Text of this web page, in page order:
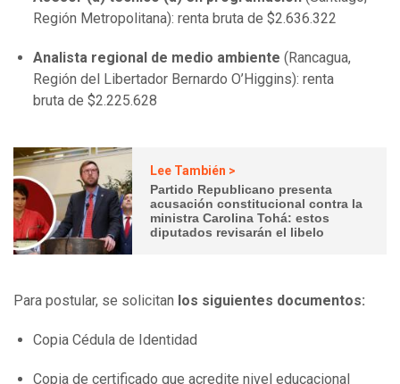
Región Metropolitana): renta bruta de $2.636.322
Analista regional de medio ambiente (Rancagua,
Región del Libertador Bernardo O’Higgins): renta
bruta de $2.225.628
Lee También >
Partido Republicano presenta
acusación constitucional contra la
ministra Carolina Tohá: estos
diputados revisarán el libelo
Para postular, se solicitan los siguientes documentos:
Copia Cédula de Identidad
Copia de certificado que acredite nivel educacional